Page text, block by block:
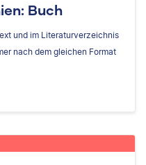
Buch
und im Literaturverzeichnis
nach dem gleichen Format